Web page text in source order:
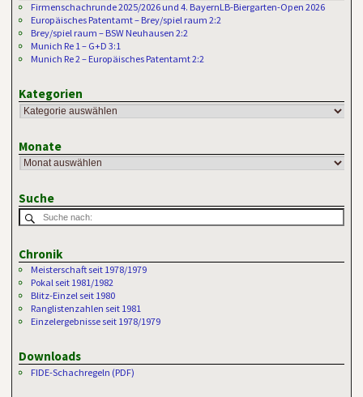
Firmenschachrunde 2025/2026 und 4. BayernLB-Biergarten-Open 2026
Europäisches Patentamt – Brey/spiel raum 2:2
Brey/spiel raum – BSW Neuhausen 2:2
Munich Re 1 – G+D 3:1
Munich Re 2 – Europäisches Patentamt 2:2
Kategorien
Monate
Suche
Chronik
Meisterschaft seit 1978/1979
Pokal seit 1981/1982
Blitz-Einzel seit 1980
Ranglistenzahlen seit 1981
Einzelergebnisse seit 1978/1979
Downloads
FIDE-Schachregeln (PDF)